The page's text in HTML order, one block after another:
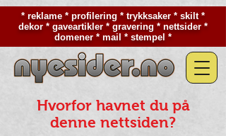
* reklame * profilering * trykksaker * skilt *
dekor * gaveartikler * gravering * nettsider *
domener * mail * stempel *
Hvorfor havnet du på
denne nettsiden?